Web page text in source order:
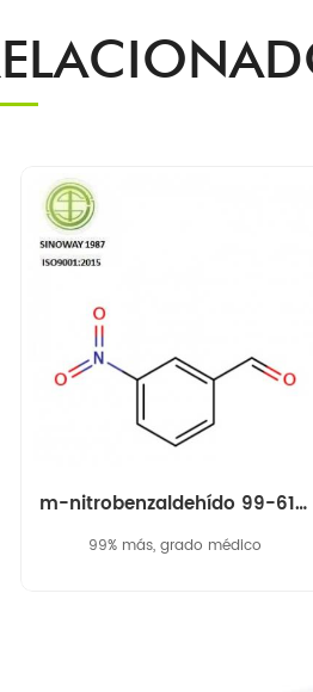
m-nitrobenzaldehído 99-61-6
99% más, grado médico